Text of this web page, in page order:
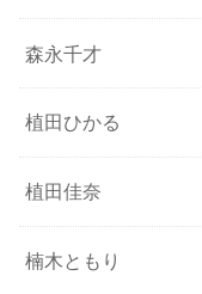
森永千才
植田ひかる
植田佳奈
楠木ともり